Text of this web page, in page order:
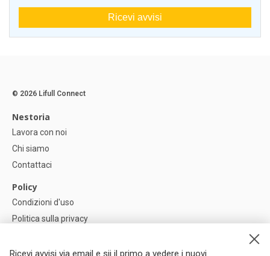
Ricevi avvisi
Ricevi avvisi via email e sii il primo a vedere i nuovi
© 2026 Lifull Connect
Nestoria
Lavora con noi
Chi siamo
Contattaci
Policy
Condizioni d'uso
Politica sulla privacy
Impostazioni dei cookie